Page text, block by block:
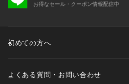
お得なセール・クーポン情報配信中
初めての方へ
よくある質問・お問い合わせ